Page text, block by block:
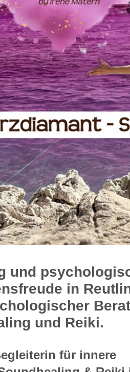
und
in
und Reiki.
für innere